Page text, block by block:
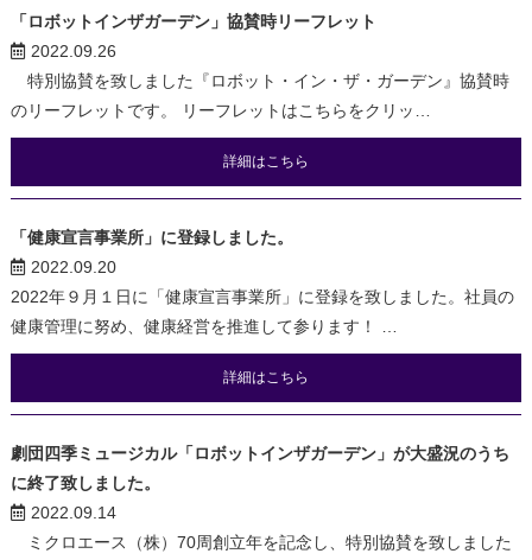
「ロボットインザガーデン」協賛時リーフレット
2022.09.26
特別協賛を致しました『ロボット・イン・ザ・ガーデン』協賛時
のリーフレットです。 リーフレットはこちらをクリッ…
詳細はこちら
「健康宣言事業所」に登録しました。
2022.09.20
2022年９月１日に「健康宣言事業所」に登録を致しました。社員の
健康管理に努め、健康経営を推進して参ります！ …
詳細はこちら
劇団四季ミュージカル「ロボットインザガーデン」が大盛況のうち
に終了致しました。
2022.09.14
ミクロエース（株）70周創立年を記念し、特別協賛を致しました